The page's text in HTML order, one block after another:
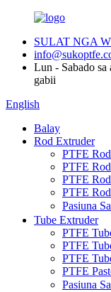
SULAT NGA
Lun - Sabado sa
gabii
English
Balay
Rod Extruder
PTFE
PTFE
PTFE
PTFE
Pasiuna
Tube Extruder
PTFE
PTFE
PTFE
PTFE
Pasiuna